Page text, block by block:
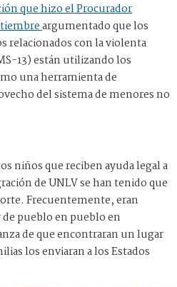
que hizo el Procurador
argumentado que los
relacionados con la violenta
13) están utilizando los
una herramienta de
del sistema de menores no
niños que reciben ayuda legal a
de UNLV se han tenido que
Frecuentemente, eran
de pueblo en pueblo en
de que encontraran un lugar
los enviaran a los Estados